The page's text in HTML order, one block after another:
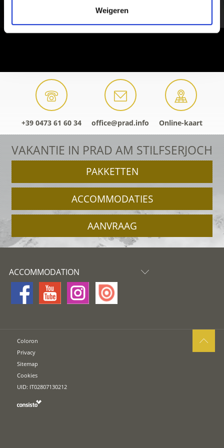
Weigeren
+39 0473 61 60 34 office@prad.info Online-kaart
VAKANTIE IN PRAD AM STILFSERJOCH
PAKKETTEN
ACCOMMODATIES
AANVRAAG
ACCOMMODATION
Coloron
Privacy
Sitemap
Cookies
UID: IT02807130212